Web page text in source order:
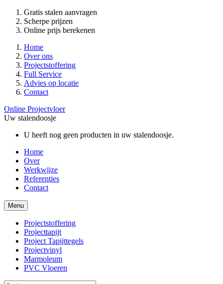
Gratis stalen aanvragen
Scherpe prijzen
Online prijs berekenen
Home
Over ons
Projectstoffering
Full Service
Advies op locatie
Contact
Online Projectvloer
Uw stalendoosje
U heeft nog geen producten in uw stalendoosje.
Home
Over
Werkwijze
Referenties
Contact
Menu
Projectstoffering
Projecttapijt
Project Tapijttegels
Projectvinyl
Marmoleum
PVC Vloeren